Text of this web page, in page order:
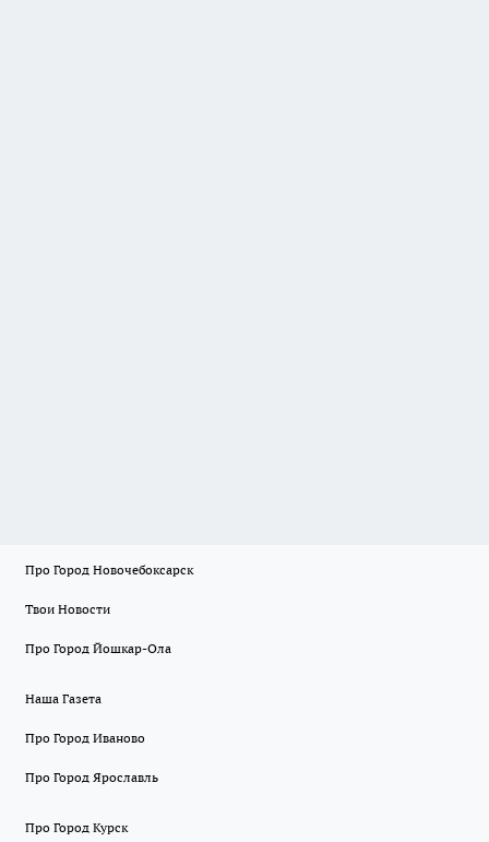
Про Город Новочебоксарск
Твои Новости
Про Город Йошкар-Ола
Наша Газета
Про Город Иваново
Про Город Ярославль
Про Город Курск